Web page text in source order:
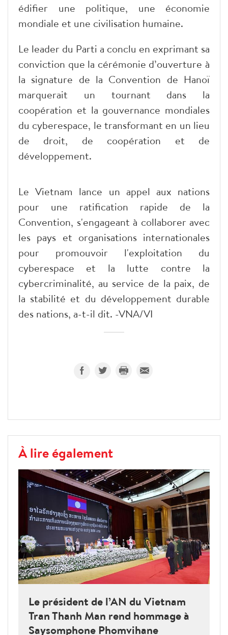
édifier une politique, une économie
mondiale et une civilisation humaine.
Le leader du Parti a conclu en exprimant sa
conviction que la cérémonie d’ouverture à
la signature de la Convention de Hanoï
marquerait un tournant dans la
coopération et la gouvernance mondiales
du cyberespace, le transformant en un lieu
de droit, de coopération et de
développement.
Le Vietnam lance un appel aux nations
pour une ratification rapide de la
Convention, s'engageant à collaborer avec
les pays et organisations internationales
pour promouvoir l'exploitation du
cyberespace et la lutte contre la
cybercriminalité, au service de la paix, de
la stabilité et du développement durable
des nations, a-t-il dit. -VNA/VI
À lire également
Le président de l’AN du Vietnam
Tran Thanh Man rend hommage à
Saysomphone Phomvihane